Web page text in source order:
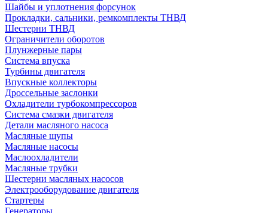
Шайбы и уплотнения форсунок
Прокладки, сальники, ремкомплекты ТНВД
Шестерни ТНВД
Ограничители оборотов
Плунжерные пары
Система впуска
Турбины двигателя
Впускные коллекторы
Дроссельные заслонки
Охладители турбокомпрессоров
Система смазки двигателя
Детали масляного насоса
Масляные щупы
Масляные насосы
Маслоохладители
Масляные трубки
Шестерни масляных насосов
Электрооборудование двигателя
Стартеры
Генераторы